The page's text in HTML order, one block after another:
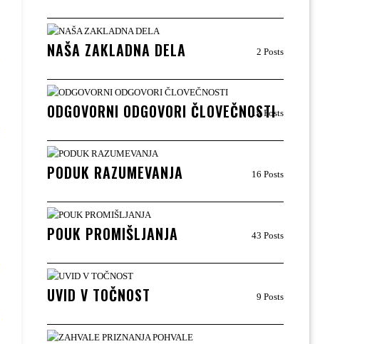
NAŠA ZAKLADNA DELA 2 Posts
ODGOVORNI ODGOVORI ČLOVEČNOSTI
19 Posts
PODUK RAZUMEVANJA 16 Posts
POUK PROMIŠLJANJA 43 Posts
UVID V TOČNOST 9 Posts